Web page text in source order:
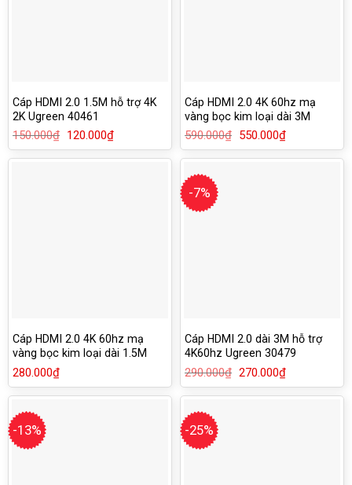
Cáp HDMI 2.0 1.5M hỗ trợ 4K
2K Ugreen 40461
150.000₫
Giá
là:
120.000₫Giá
hiện
tại
Cáp HDMI 2.0 4K 60hz mạ
vàng bọc kim loại dài 3M
Ugreen 50109
590.000₫
Giá
là:
550.000₫Giá
hiện
tại
Cáp HDMI 2.0 4K 60hz mạ
vàng bọc kim loại dài 1.5M
Ugreen 50107
280.000₫
-7%
Cáp HDMI 2.0 dài 3M hỗ trợ
4K60hz Ugreen 30479
290.000₫ Giá
là:
270.000₫Giá
hiện
tại
-13% -25%